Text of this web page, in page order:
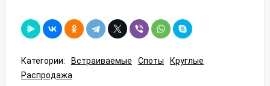
Категории: Встраиваемые Споты
Круглые
Распродажа